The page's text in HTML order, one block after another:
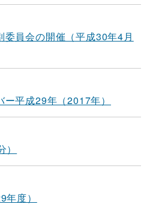
員会の開催（平成30年4月
平成29年（2017年）
度）